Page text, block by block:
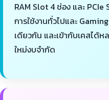
RAM Slot 4 ช่อง และ
การใช้งานทั่วไปและ
เดียวกัน และเข้ากับเคสได้
ใหม่งบจำกัด